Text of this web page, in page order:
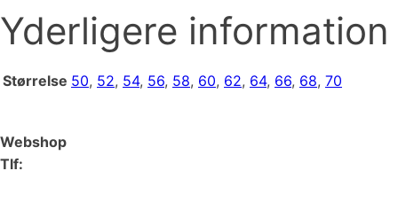
Yderligere information
Størrelse 50, 52, 54, 56, 58, 60, 62, 64, 66, 68, 70
Webshop
Tlf: